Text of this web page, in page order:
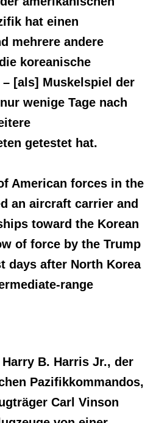
hat einen
mehrere andere
koreanische
[als] Muskelspiel der
wenige Tage nach
getestet hat.
American forces in the
an aircraft carrier and
toward the Korean
of force by the Trump
days after North Korea
range
B. Harris Jr., der
Pazifikkommandos,
Carl Vinson